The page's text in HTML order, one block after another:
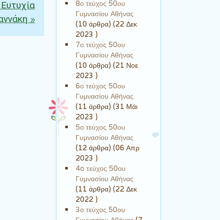
»
8ο τεύχος 50ου
Γυμνασίου Αθήνας
(10 άρθρα) (22 Δεκ
2023 )
7ο τεύχος 50ου
Γυμνασίου Αθήνας
(10 άρθρα) (21 Νοε
2023 )
6ο τεύχος 50ου
Γυμνασίου Αθήνας
(11 άρθρα) (31 Μάι
2023 )
5ο τεύχος 50ου
Γυμνασίου Αθήνας
(12 άρθρα) (06 Απρ
2023 )
4o τεύχος 50ου
Γυμνασίου Αθήνας
(11 άρθρα) (22 Δεκ
2022 )
3ο τεύχος 50ου